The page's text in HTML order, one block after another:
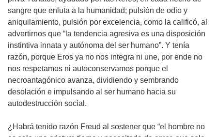
sangre que enluta a la humanidad; pulsión de odio y
aniquilamiento, pulsión por excelencia, como la calificó, al
advertirnos que “la tendencia agresiva es una disposición
instintiva innata y autónoma del ser humano”. Y tenía
razón, porque Eros ya no nos integra ni une, por ende no
nos respetamos ni autoconservamos porque el
necroantagónico avanza, dividiendo y sembrando
desolación e impulsando al ser humano hacia su
autodestrucción social.
¿Habrá tenido razón Freud al sostener que “el hombre no